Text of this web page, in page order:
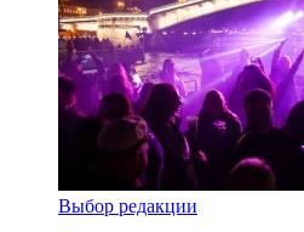
Выбор редакции